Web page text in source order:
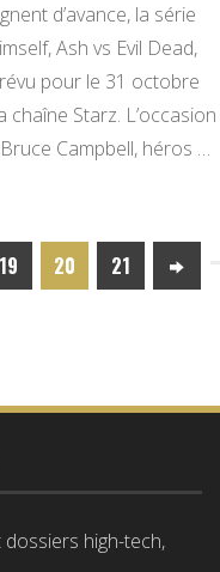
d’avance, la série
Ash vs Evil Dead,
pour le 31 octobre
Starz. L’occasion
Campbell, héros …
19 20 21
high-tech,